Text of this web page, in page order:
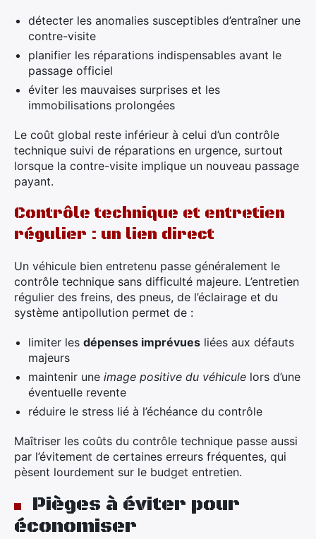
détecter les anomalies susceptibles d’entraîner une
contre-visite
planifier les réparations indispensables avant le
passage officiel
éviter les mauvaises surprises et les
immobilisations prolongées
Le coût global reste inférieur à celui d’un contrôle
technique suivi de réparations en urgence, surtout
lorsque la contre-visite implique un nouveau passage
payant.
Contrôle technique et entretien
régulier : un lien direct
Un véhicule bien entretenu passe généralement le
contrôle technique sans difficulté majeure. L’entretien
régulier des freins, des pneus, de l’éclairage et du
système antipollution permet de :
limiter les dépenses imprévues liées aux défauts
majeurs
maintenir une image positive du véhicule lors d’une
éventuelle revente
réduire le stress lié à l’échéance du contrôle
Maîtriser les coûts du contrôle technique passe aussi
par l’évitement de certaines erreurs fréquentes, qui
pèsent lourdement sur le budget entretien.
Pièges à éviter pour
économiser